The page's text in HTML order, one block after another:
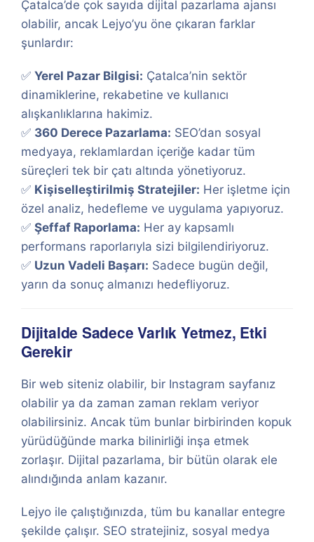
Çatalca’de çok sayıda dijital pazarlama ajansı
olabilir, ancak Lejyo’yu öne çıkaran farklar
şunlardır:
✅ Yerel Pazar Bilgisi: Çatalca’nin sektör
dinamiklerine, rekabetine ve kullanıcı
alışkanlıklarına hakimiz.
✅ 360 Derece Pazarlama: SEO’dan sosyal
medyaya, reklamlardan içeriğe kadar tüm
süreçleri tek bir çatı altında yönetiyoruz.
✅ Kişiselleştirilmiş Stratejiler: Her işletme için
özel analiz, hedefleme ve uygulama yapıyoruz.
✅ Şeffaf Raporlama: Her ay kapsamlı
performans raporlarıyla sizi bilgilendiriyoruz.
✅ Uzun Vadeli Başarı: Sadece bugün değil,
yarın da sonuç almanızı hedefliyoruz.
Dijitalde Sadece Varlık Yetmez, Etki
Gerekir
Bir web siteniz olabilir, bir Instagram sayfanız
olabilir ya da zaman zaman reklam veriyor
olabilirsiniz. Ancak tüm bunlar birbirinden kopuk
yürüdüğünde marka bilinirliği inşa etmek
zorlaşır. Dijital pazarlama, bir bütün olarak ele
alındığında anlam kazanır.
Lejyo ile çalıştığınızda, tüm bu kanallar entegre
şekilde çalışır. SEO stratejiniz, sosyal medya